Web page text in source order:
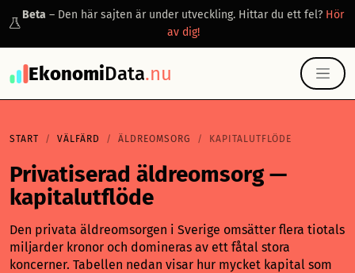
Beta – Den här sajten är under utveckling. Hittar du ett fel? Hör
av dig!
EkonomiData.nu
START VÄLFÄRD ÄLDREOMSORG KAPITALUTFLÖDE
Privatiserad äldreomsorg —
kapitalutflöde
Den privata äldreomsorgen i Sverige omsätter flera tiotals
miljarder kronor och domineras av ett fåtal stora
koncerner. Tabellen nedan visar hur mycket kapital som